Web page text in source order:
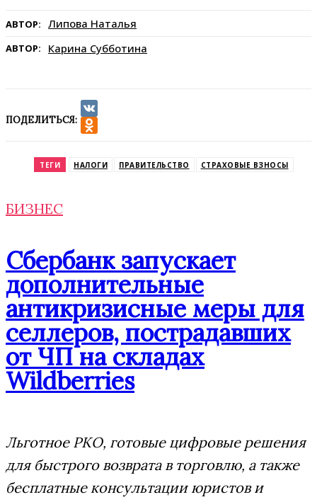
АВТОР: Липова Наталья
АВТОР: Карина Субботина
ПОДЕЛИТЬСЯ:
VK
ТЕГИ НАЛОГИ ПРАВИТЕЛЬСТВО СТРАХОВЫЕ ВЗНОСЫ
БИЗНЕС
Сбербанк запускает
дополнительные
антикризисные меры для
селлеров, пострадавших
от ЧП на складах
Wildberries
Льготное РКО, готовые цифровые решения
для быстрого возврата в торговлю, а также
бесплатные консультации юристов и